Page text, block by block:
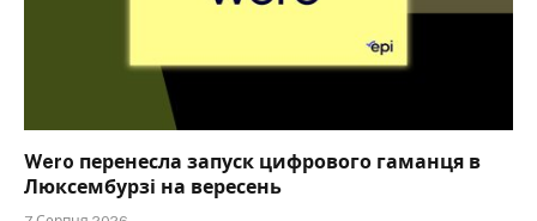
Wero перенесла запуск цифрового гаманця в
Люксембурзі на вересень